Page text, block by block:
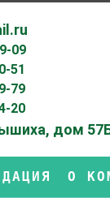
09
51
79
20
дом
О